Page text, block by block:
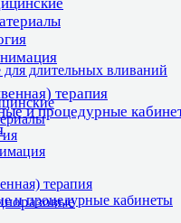
терапия
и процедурные
длительных вливаний
терапия
и процедурные кабинеты